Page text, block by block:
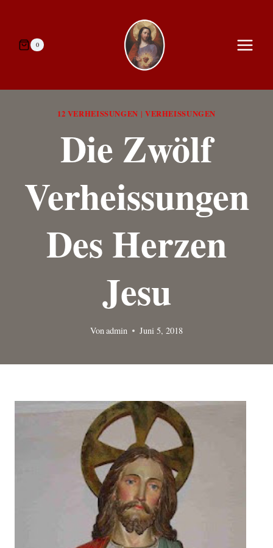
springen0
12 VERHEISSUNGEN | VERHEISSUNGEN
Die Zwölf
Verheissungen
Des Herzen
Jesu
Vonadmin Juni 5, 2018